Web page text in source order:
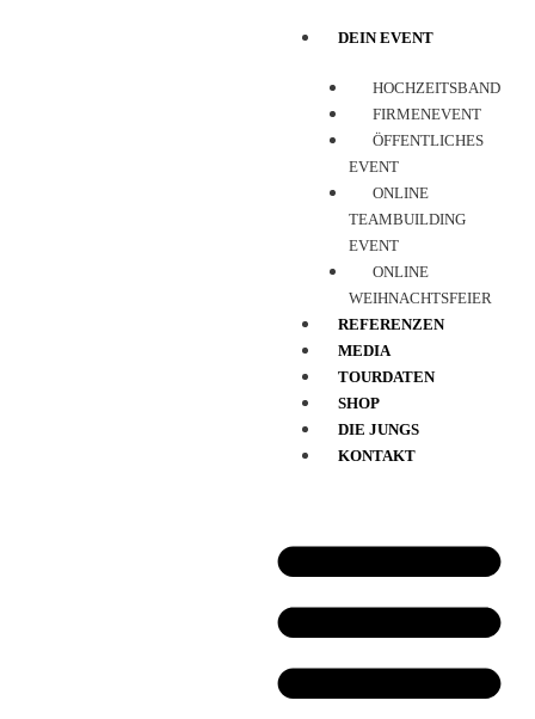
DEIN EVENT
HOCHZEITSBAND
FIRMENEVENT
ÖFFENTLICHES
EVENT
ONLINE
TEAMBUILDING
EVENT
ONLINE
WEIHNACHTSFEIER
REFERENZEN
MEDIA
TOURDATEN
SHOP
DIE JUNGS
KONTAKT